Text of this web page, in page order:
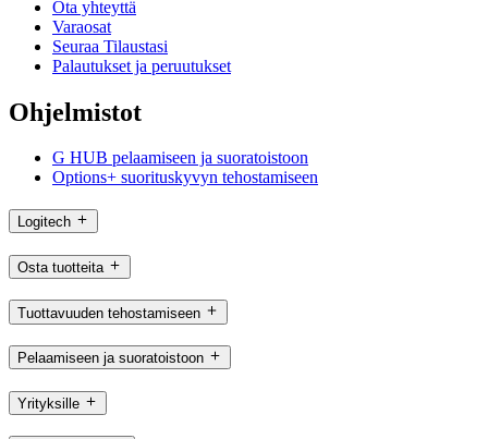
Ota yhteyttä
Varaosat
Seuraa Tilaustasi
Palautukset ja peruutukset
Ohjelmistot
G HUB pelaamiseen ja suoratoistoon
Options+ suorituskyvyn tehostamiseen
Logitech
Osta tuotteita
Tuottavuuden tehostamiseen
Pelaamiseen ja suoratoistoon
Yrityksille